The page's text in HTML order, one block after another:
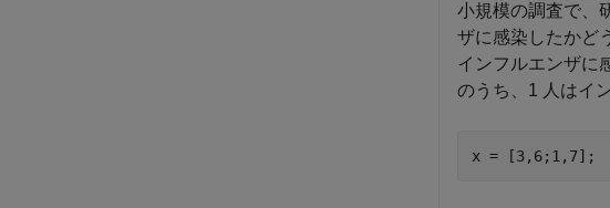
小規模の調査で、
ザに感染したかど
インフルエンザに
のうち、1 人はイ
x = [3,6;1,7];